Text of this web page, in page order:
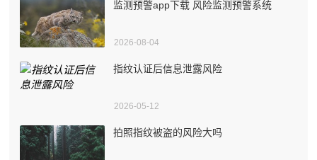
监测预警app下载 风险监测预警系统
2026-08-04
指纹认证后信息泄露风险
2026-05-12
拍照指纹被盗的风险大吗